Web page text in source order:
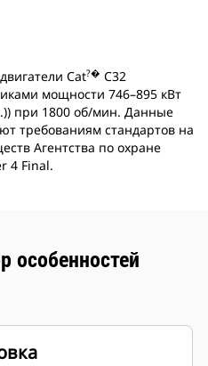
Cat?� C32
мощности 746–895 кВт
при 1800 об/мин. Данные
требованиям стандартов на
Агентства по охране
4 Final.
особенностей